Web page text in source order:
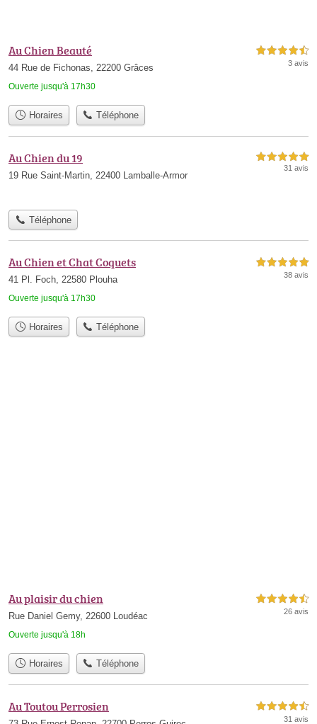
Au Chien Beauté
44 Rue de Fichonas, 22200 Grâces
Ouverte jusqu'à 17h30
4,5 étoiles sur 5
3 avis
Horaires Téléphone
Au Chien du 19
19 Rue Saint-Martin, 22400 Lamballe-Armor
5,0 étoiles sur 5
31 avis
Téléphone
Au Chien et Chat Coquets
41 Pl. Foch, 22580 Plouha
Ouverte jusqu'à 17h30
5,0 étoiles sur 5
38 avis
Horaires Téléphone
Au plaisir du chien
Rue Daniel Gemy, 22600 Loudéac
Ouverte jusqu'à 18h
4,5 étoiles sur 5
26 avis
Horaires Téléphone
Au Toutou Perrosien 4,5 étoiles sur 5
31 avis